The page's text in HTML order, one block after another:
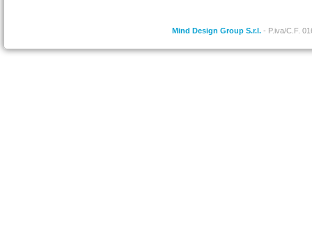
Mind Design Group S.r.l.- P.iva/C.F.